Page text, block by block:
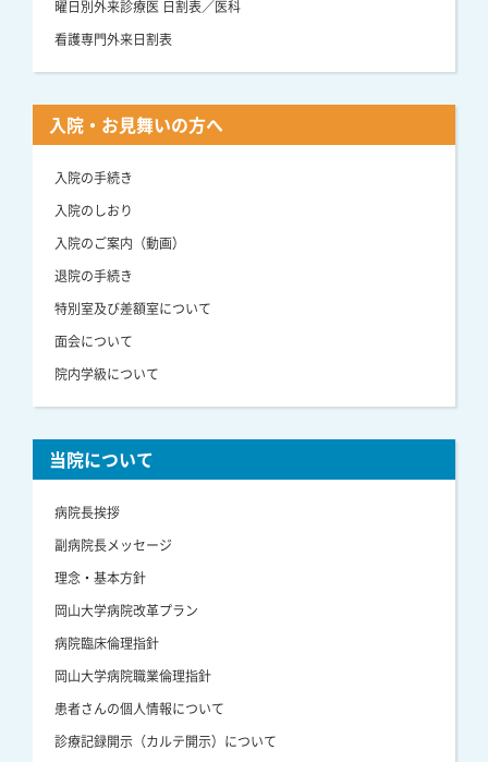
曜日別外来診療医 日割表／医科
看護専門外来日割表
入院・お見舞いの方へ
入院の手続き
入院のしおり
入院のご案内（動画）
退院の手続き
特別室及び差額室について
面会について
院内学級について
当院について
病院長挨拶
副病院長メッセージ
理念・基本方針
岡山大学病院改革プラン
病院臨床倫理指針
岡山大学病院職業倫理指針
患者さんの個人情報について
診療記録開示（カルテ開示）について